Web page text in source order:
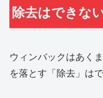
除去はできな
ウィンバックはあく
を落とす「除去」はで